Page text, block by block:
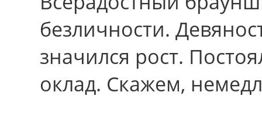
безличности.
значился рост.
оклад. Скажем,